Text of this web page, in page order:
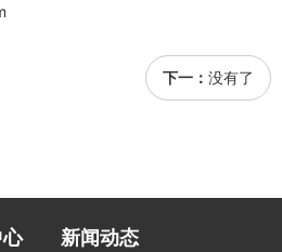
下一： 没有了
新闻动态